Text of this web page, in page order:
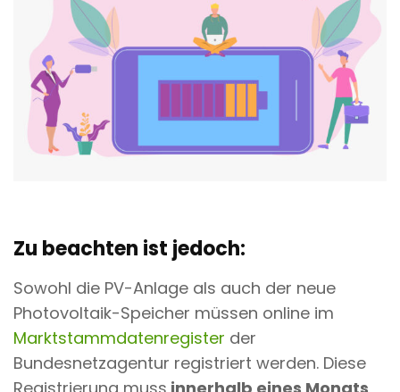
Zu beachten ist jedoch:
Sowohl die PV-Anlage als auch der neue
Photovoltaik-Speicher müssen online im
Marktstammdatenregister der
Bundesnetzagentur registriert werden. Diese